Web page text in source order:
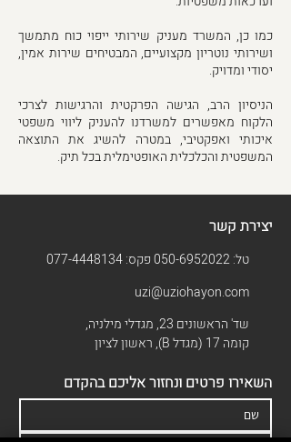
כמו כן, המשרד מעניק שירותי ייפוי כוח מתמשך
ושירותי נוטריון מקצועיים, המבטיחים שירות אמין,
יסודי ומדויק.
הניסיון הרב, הגישה הפרקטית והרגישות לצרכי
הלקוח מאפשרים למשרדנו להעניק ליווי משפטי
איכותי ואפקטיבי, במטרה להשיג את התוצאה
המשפטית והכלכלית האופטימלית בכל תיק.
יצירת קשר
טל:050-6952022פקס:077-4448134
uzi@uziohayon.com
שד' הראשונים 23, מגדלי מילניה,
קומה 17 (מגדל B), ראשון לציון
השאירו פרטים ונחזור אליכם בהקדם